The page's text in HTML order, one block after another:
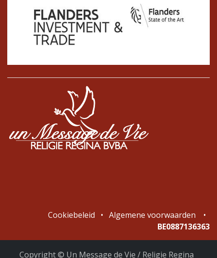
Cookiebeleid • Algemene voorwaarden
•
BE0887136363
Copyright © Un Message de Vie / Religie Regina